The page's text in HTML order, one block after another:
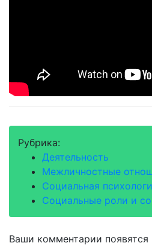
Рубрика:
Деятельность
Межличностные
Социальная
Социальные роли и
Ваши комментарии появятся